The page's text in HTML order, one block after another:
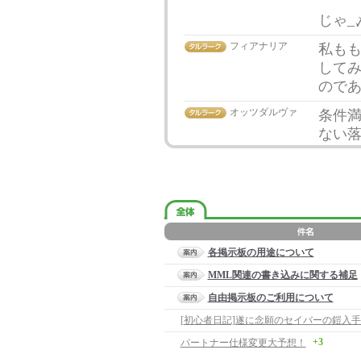
じゃ
フィアナリア
私も
して
ので
オッツダルヴァ
条件
ない
各掲示板の用途について
MML関連の書き込みに関する補足
自由掲示板のご利用について
[初心者日記]遂に念願のセイバーの鎧入
パートナー仕様変更大予想！
+3